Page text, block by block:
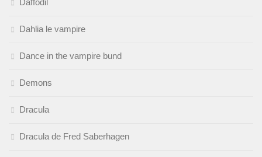
Dahlia le vampire
Dance in the vampire bund
Demons
Dracula
Dracula de Fred Saberhagen